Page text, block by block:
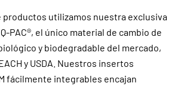
productos utilizamos nuestra exclusiva
PAC®, el único material de cambio de
y biodegradable del mercado,
y USDA. Nuestros insertos
fácilmente integrables encajan